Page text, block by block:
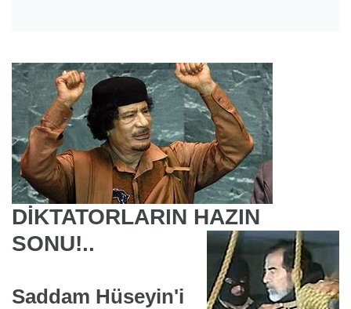
DİKTATORLARIN HAZIN
SONU!..
Saddam Hüseyin'i